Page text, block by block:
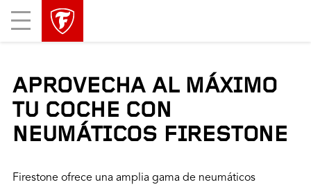
Mobile
Menu
APROVECHA AL MÁXIMO
TU COCHE CON
NEUMÁTICOS FIRESTONE
Firestone ofrece una amplia gama de neumáticos